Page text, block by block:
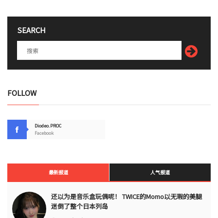
SEARCH
FOLLOW
Diodeo.PROC
Facebook
最新报道 人气报道
还以为是音乐盒玩偶呢！ TWICE的Momo以无瑕的美腿
迷倒了整个日本列岛